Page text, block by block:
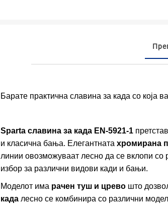
Барате практична славина за када со која
Sparta славина за када EN-5921-1
и класична бања. Елегантната хромирана
линии овозможуваат лесно да се вклопи со
избор за различни видови кади и бањи.
Моделот има рачен туш и цревошто
кадалесно се комбинира со различни